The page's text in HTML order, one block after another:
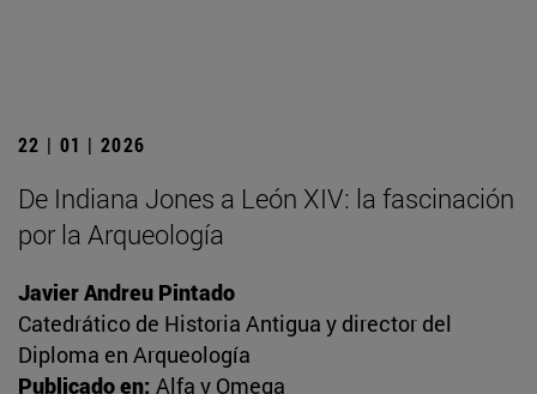
22 | 01 | 2026
De Indiana Jones a León XIV: la fascinación
por la Arqueología
Javier Andreu Pintado
Catedrático de Historia Antigua y director del
Diploma en Arqueología
Publicado en: Alfa y Omega